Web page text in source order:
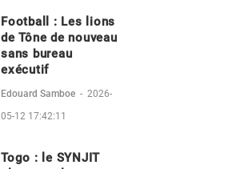
Football : Les lions
de Tône de nouveau
sans bureau
exécutif
Edouard Samboe - 2026-
05-12 17:42:11
Togo : le SYNJIT